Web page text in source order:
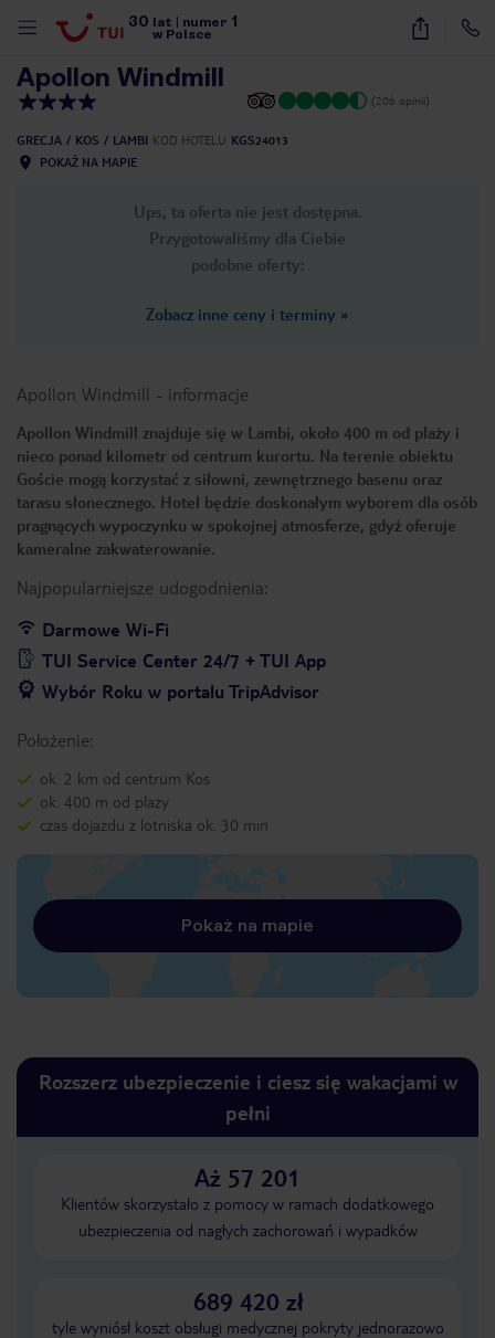
30 lat numer 1
w Polsce
21
Apollon Windmill
(206 opinii)
GRECJA KOS LAMBI KOD HOTELU KGS24013
POKAŻ NA MAPIE
Ups, ta oferta nie jest dostępna.
Przygotowaliśmy dla Ciebie
podobne oferty:
Zobacz inne ceny i terminy »
Apollon Windmill - informacje
Apollon Windmill znajduje się w Lambi, około 400 m od plaży i
nieco ponad kilometr od centrum kurortu. Na terenie obiektu
Goście mogą korzystać z siłowni, zewnętrznego basenu oraz
tarasu słonecznego. Hotel będzie doskonałym wyborem dla osób
pragnących wypoczynku w spokojnej atmosferze, gdyż oferuje
kameralne zakwaterowanie.
Najpopularniejsze udogodnienia:
Darmowe Wi-Fi
TUI Service Center 24/7 + TUI App
Wybór Roku w portalu TripAdvisor
Położenie:
ok. 2 km od centrum Kos
ok. 400 m od plaży
czas dojazdu z lotniska ok. 30 min
Pokaż na mapie
Rozszerz ubezpieczenie i ciesz się wakacjami w
pełni
Aż 57 201
Klientów skorzystało z pomocy w ramach dodatkowego
ubezpieczenia od nagłych zachorowań i wypadków
689 420 zł
tyle wyniósł koszt obsługi medycznej pokryty jednorazowo